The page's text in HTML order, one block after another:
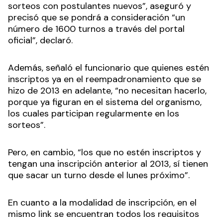
sorteos con postulantes nuevos”, aseguró y
precisó que se pondrá a consideración “un
número de 1600 turnos a través del portal
oficial”, declaró.
Además, señaló el funcionario que quienes estén
inscriptos ya en el reempadronamiento que se
hizo de 2013 en adelante, “no necesitan hacerlo,
porque ya figuran en el sistema del organismo,
los cuales participan regularmente en los
sorteos”.
Pero, en cambio, “los que no estén inscriptos y
tengan una inscripción anterior al 2013, sí tienen
que sacar un turno desde el lunes próximo”.
En cuanto a la modalidad de inscripción, en el
mismo link se encuentran todos los requisitos